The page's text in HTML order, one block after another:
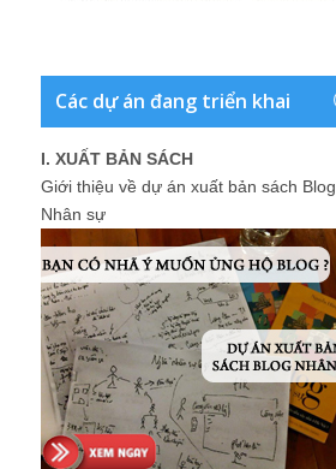
Các dự án đang triển khai
I. XUẤT BẢN SÁCH
Giới thiệu về dự án xuất bản sách Blog
Nhân sự